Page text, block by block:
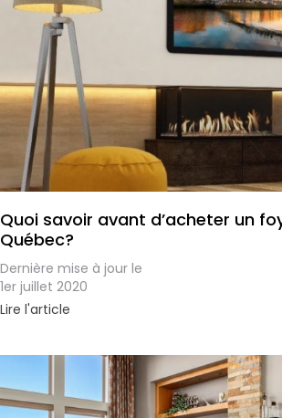
Quoi savoir avant d’acheter un
Québec?
Dernière mise à jour le
1er juillet 2020
Lire l'article